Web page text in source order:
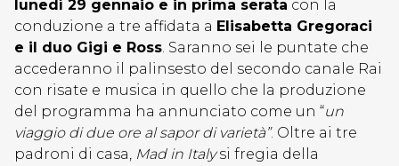
lunedì 29 gennaio e in prima serata con la
conduzione a tre affidata a Elisabetta Gregoraci
e il duo Gigi e Ross. Saranno sei le puntate che
accederanno il palinsesto del secondo canale Rai
con risate e musica in quello che la produzione
del programma ha annunciato come un “un
viaggio di due ore al sapor di varietà”. Oltre ai tre
padroni di casa, Mad in Italysi fregia della